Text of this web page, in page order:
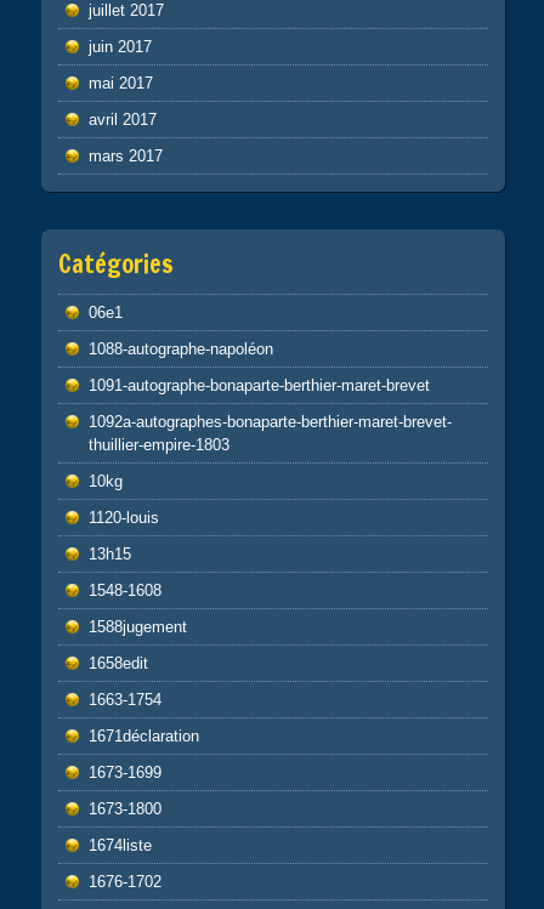
juillet 2017
juin 2017
mai 2017
avril 2017
mars 2017
Catégories
06e1
1088-autographe-napoléon
1091-autographe-bonaparte-berthier-maret-brevet
1092a-autographes-bonaparte-berthier-maret-brevet-
thuillier-empire-1803
10kg
1120-louis
13h15
1548-1608
1588jugement
1658edit
1663-1754
1671déclaration
1673-1699
1673-1800
1674liste
1676-1702